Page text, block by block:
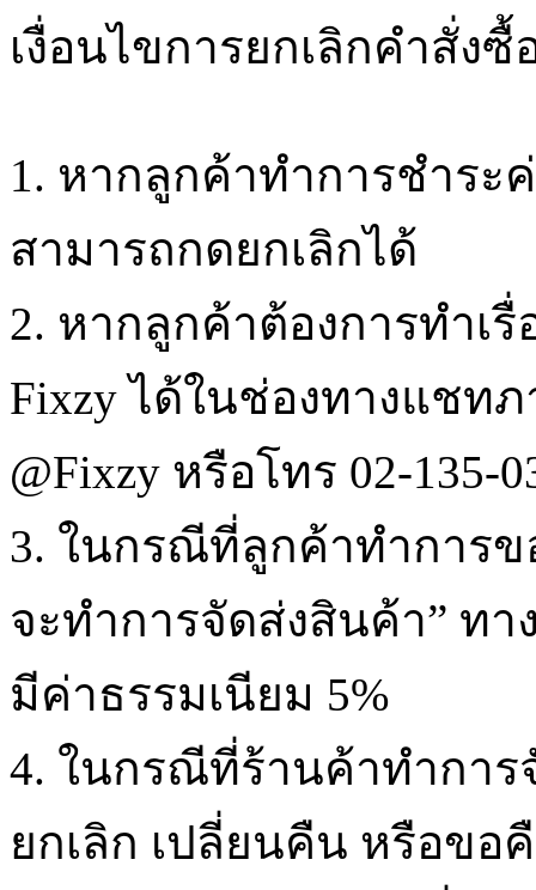
เงื่อนไขการยกเลิกคำสั่ง
1. หากลูกค้าทำการชำระ
สามารถกดยกเลิกได้
2. หากลูกค้าต้องการทำเ
Fixzy ได้ในช่องทางแชท
@Fixzy หรือโทร 02-135-
3. ในกรณีที่ลูกค้าทำการ
จะทำการจัดส่งสินค้า” ท
มีค่าธรรมเนียม 5%
4. ในกรณีที่ร้านค้าทำกา
ยกเลิก เปลี่ยนคืน หรือขอ